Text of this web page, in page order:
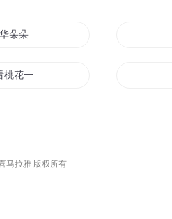
朵朵
桃花一朵朵
马拉雅 版权所有